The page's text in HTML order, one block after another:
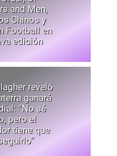
and Men,
Chinos y
Football en
edición
reveló
ganará
“No sé
pero el
tiene que